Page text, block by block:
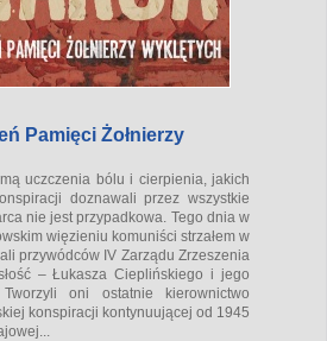
Pamięci Żołnierzy
uczczenia bólu i cierpienia, jakich
doznawali przez wszystkie
nie jest przypadkowa. Tego dnia w
więzieniu komuniści strzałem w
przywódców IV Zarządu Zrzeszenia
– Łukasza Cieplińskiego i jego
oni ostatnie kierownictwo
konspiracji kontynuującej od 1945